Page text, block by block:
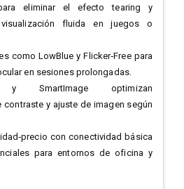
para eliminar el efecto tearing y
fluida en juegos o
como LowBlue y Flicker‑Free para
en sesiones prolongadas.
y SmartImage optimizan
contraste y ajuste de imagen según
con conectividad básica
para entornos de oficina y